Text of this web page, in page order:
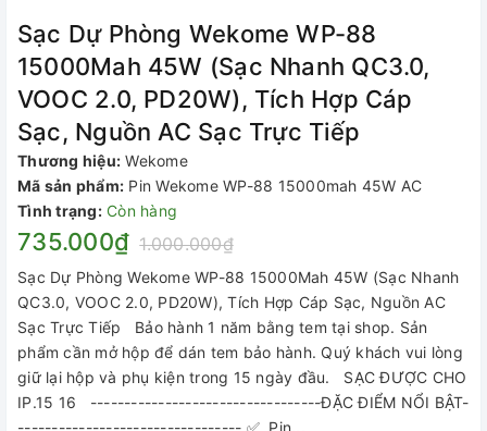
Sạc Dự Phòng Wekome WP-88
15000Mah 45W (Sạc Nhanh QC3.0,
VOOC 2.0, PD20W), Tích Hợp Cáp
Sạc, Nguồn AC Sạc Trực Tiếp
Thương hiệu: Wekome
Mã sản phẩm: Pin Wekome WP-88 15000mah 45W AC
Tình trạng: Còn hàng
735.000₫ 1.000.000₫
Sạc Dự Phòng Wekome WP-88 15000Mah 45W (Sạc Nhanh
QC3.0, VOOC 2.0, PD20W), Tích Hợp Cáp Sạc, Nguồn AC
Sạc Trực Tiếp Bảo hành 1 năm bằng tem tại shop. Sản
phẩm cần mở hộp để dán tem bảo hành. Quý khách vui lòng
giữ lại hộp và phụ kiện trong 15 ngày đầu. SẠC ĐƯỢC CHO
IP.15 16 ----------------------------------ĐẶC ĐIỂM NỔI BẬT-
--------------------------------- ✅ Pin...